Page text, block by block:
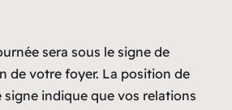
sera sous le signe de
de votre foyer. La position de
signe indique que vos relations